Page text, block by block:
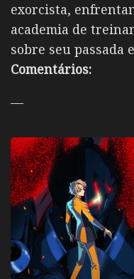
exorcista,
academia de
sobre seu passada
Comentários:
—